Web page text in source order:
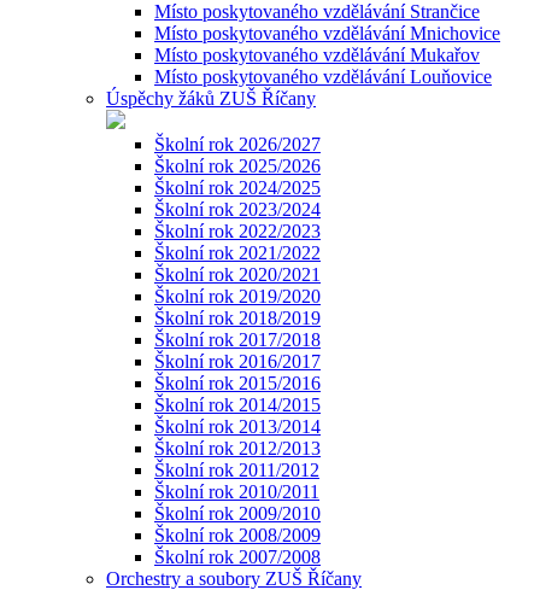
Místo poskytovaného vzdělávání Strančice
Místo poskytovaného vzdělávání Mnichovice
Místo poskytovaného vzdělávání Mukařov
Místo poskytovaného vzdělávání Louňovice
Úspěchy žáků ZUŠ Říčany
Školní rok 2026/2027
Školní rok 2025/2026
Školní rok 2024/2025
Školní rok 2023/2024
Školní rok 2022/2023
Školní rok 2021/2022
Školní rok 2020/2021
Školní rok 2019/2020
Školní rok 2018/2019
Školní rok 2017/2018
Školní rok 2016/2017
Školní rok 2015/2016
Školní rok 2014/2015
Školní rok 2013/2014
Školní rok 2012/2013
Školní rok 2011/2012
Školní rok 2010/2011
Školní rok 2009/2010
Školní rok 2008/2009
Školní rok 2007/2008
Orchestry a soubory ZUŠ Říčany